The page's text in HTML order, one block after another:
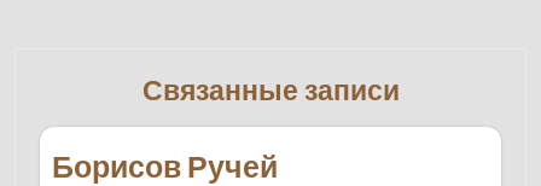
Связанные записи
Борисов Ручей